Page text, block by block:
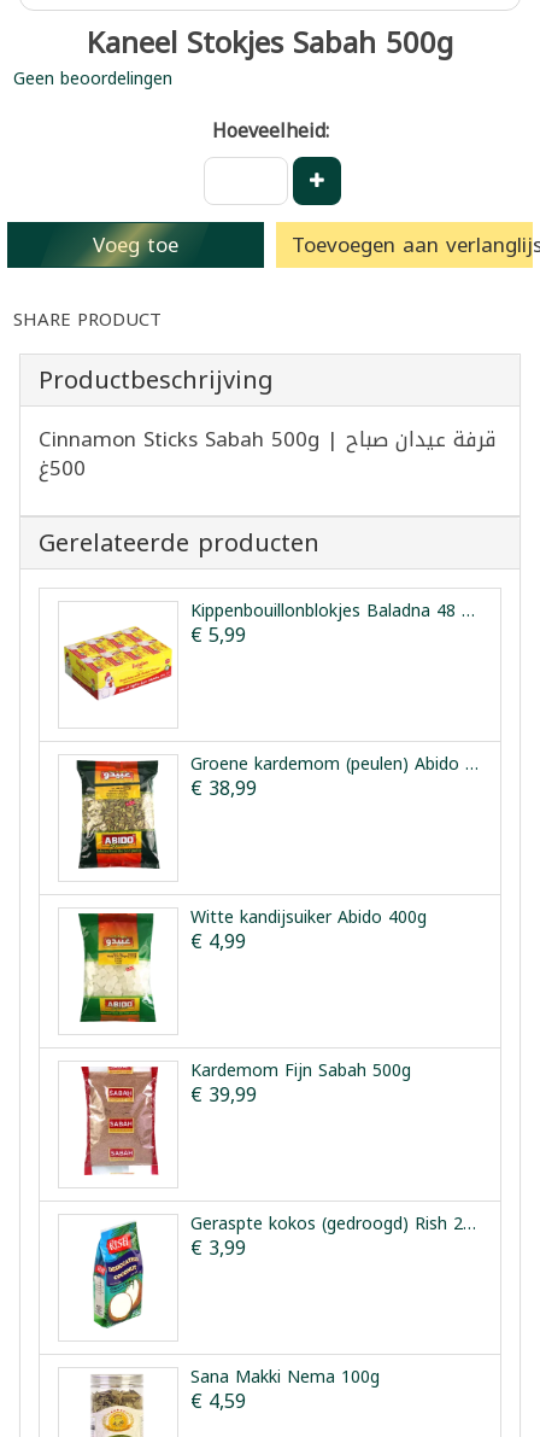
Kaneel Stokjes Sabah 500g
Geen beoordelingen
Hoeveelheid:
Voeg toe Toevoegen aan
SHARE PRODUCT
Productbeschrijving
Cinnamon Sticks Sabah 500g | قرفة عيدان صباح
500غ
Gerelateerde producten
Kippenbouillonblokjes Baladna 48 Stuks 480 g
€ 5,99
Groene kardemom (peulen) Abido 500g
€ 38,99
Witte kandijsuiker Abido 400g
€ 4,99
Kardemom Fijn Sabah 500g
€ 39,99
Geraspte kokos (gedroogd) Rish 250 g
€ 3,99
Sana Makki Nema 100g
€ 4,59